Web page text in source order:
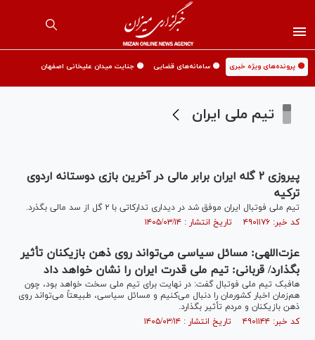
🟡 پرونده‌های ویژه خبری 🟡 سامانه‌های قضایی 🟡 جنایت میدان علیخانی اصفهان
تیم ملی ایران
پیروزی ۲ گله ایران برابر مالی در آخرین بازی دوستانه اردوی
ترکیه
تیم ملی فوتبال ایران موفق شد در دیداری تدارکاتی با ۲ گل از سد مالی بگذرد.
کد خبر: ۴۹۰۱۱۷۶ تاریخ انتشار : ۱۴۰۵/۰۳/۱۴
عزت‌اللهی: مسائل سیاسی می‌تواند روی ذهن بازیکنان تأثیر
بگذارد/ قربانی: تیم ملی قدرت ایران را نشان خواهد داد
هافبک تیم ملی فوتبال گفت: در نهایت برای تیم ملی سخت خواهد بود، چون
هم‌زمان اخبار کشورمان را دنبال می‌کنیم و مسائل سیاسی، طبیعتاً می‌تواند روی
ذهن بازیکنان و مردم تأثیر بگذارد.
کد خبر: ۴۹۰۱۱۴۴ تاریخ انتشار : ۱۴۰۵/۰۳/۱۴